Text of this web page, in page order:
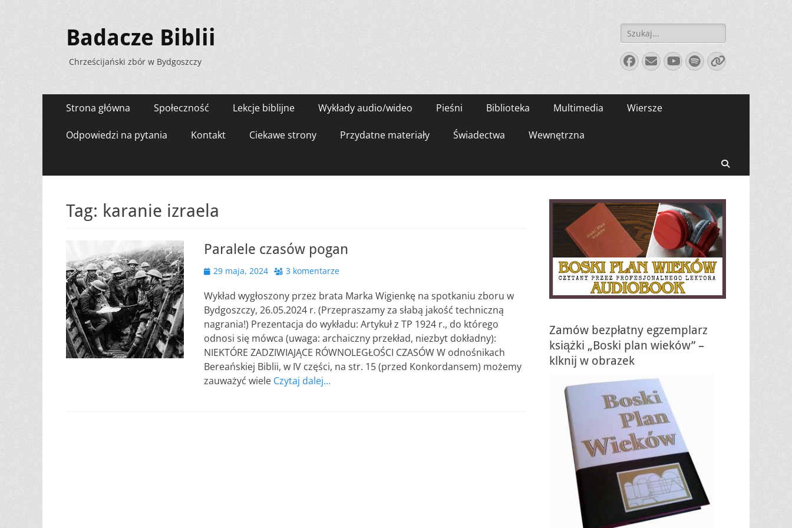
Badacze Biblii
Chrześcijański zbór w Bydgoszczy
Szukaj:
Facebook
E-
mail
YouTube
Spotify
Link
Menu
zawartości
Strona główna Społeczność Lekcje biblijne Wykłady audio/wideo Pieśni Biblioteka Multimedia Wiersze
Odpowiedzi na pytania Kontakt Ciekawe strony Przydatne materiały Świadectwa Wewnętrzna
Tag: karanie izraela
Paralele czasów pogan
Opublikowano
29 maja, 2024 3 komentarze
Wykład wygłoszony przez brata Marka Wigienkę na spotkaniu zboru w
Bydgoszczy, 26.05.2024 r. (Przepraszamy za słabą jakość techniczną
nagrania!) Prezentacja do wykładu: Artykuł z TP 1924 r., do którego
odnosi się mówca (uwaga: archaiczny przekład, niezbyt dokładny):
NIEKTÓRE ZADZIWIAJĄCE RÓWNOLEGŁOŚCI CZASÓW W odnośnikach
Bereańskiej Biblii, w IV części, na str. 15 (przed Konkordansem) możemy
zauważyć wiele Czytaj dalej…
Zamów bezpłatny egzemplarz
książki „Boski plan wieków” –
klknij w obrazek